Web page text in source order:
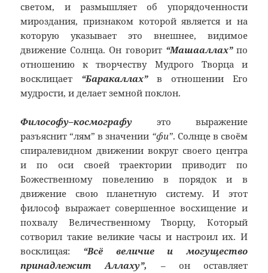
светом, и размышляет об упорядоченности
мироздания, признаком которой является и на
которую указывает это внешнее, видимое
движение Солнца. Он говорит “Машааллах” по
отношению к творчеству Мудрого Творца и
восклицает “Баракаллах”в отношении Его
мудрости, и делает земной поклон.
Философу–космографу это выражение
разъяснит “лям” в значении “фи”. Солнце в своём
спиралевидном движении вокруг своего центра
и по оси своей траектории приводит по
Божественному повелению в порядок и в
движение свою планетную систему. И этот
философ выражает совершенное восхищение и
похвалу Величественному Творцу, Который
сотворил такие великие часы и настроил их. И
восклицая: “Всё величие и могущество
принадлежит Аллаху”,
– он оставляет